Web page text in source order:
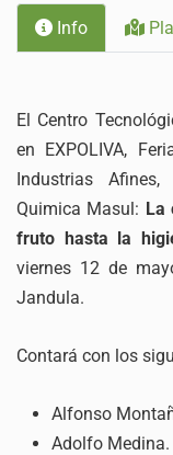
Info
El Centro
en EXPOLIVA,
Industrias
Quimica Masul: La
fruto hasta la
viernes 12 de
Jandula.
Contará con los
Alfonso
Adolfo